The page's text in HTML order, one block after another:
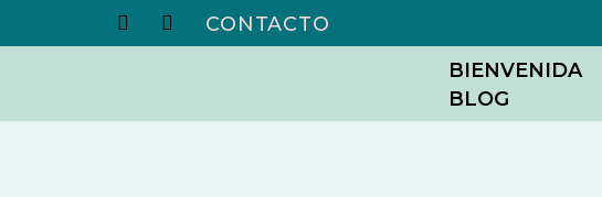
CONTACTO
BIENVENIDA
BLOG